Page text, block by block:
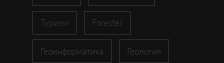
Туризм Forester
Геоинформатика Геология